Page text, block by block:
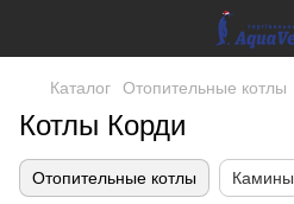
Каталог Отопительные котлы
Котлы Корди
Отопительные котлы Камины